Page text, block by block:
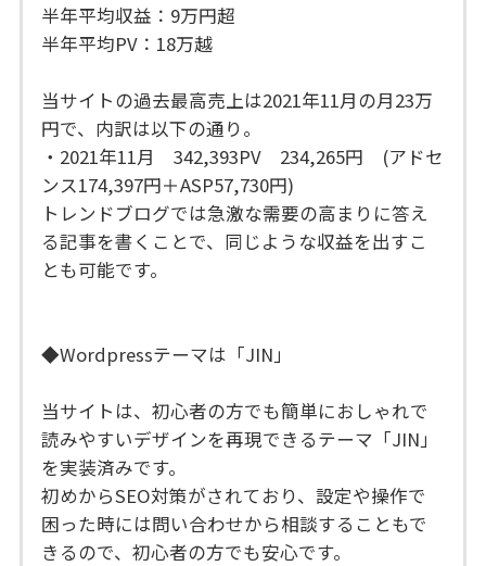
半年平均収益：9万円超
半年平均PV：18万越
当サイトの過去最高売上は2021年11月の月23万
円で、内訳は以下の通り。
・2021年11月 342,393PV 234,265円 (アドセ
ンス174,397円＋ASP57,730円)
トレンドブログでは急激な需要の高まりに答え
る記事を書くことで、同じような収益を出すこ
とも可能です。
◆Wordpressテーマは「JIN」
当サイトは、初心者の方でも簡単におしゃれで
読みやすいデザインを再現できるテーマ「JIN」
を実装済みです。
初めからSEO対策がされており、設定や操作で
困った時には問い合わせから相談することもで
きるので、初心者の方でも安心です。